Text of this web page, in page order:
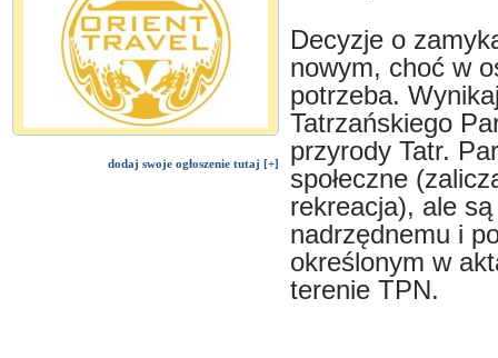
dodaj swoje ogłoszenie tutaj [+]
Decyzje o
nowym, choć w
potrzeba.
Tatrzańskiego
przyrody Tatr.
społeczne
rekreacja), ale
nadrzędnemu i
określonym w
terenie TPN.